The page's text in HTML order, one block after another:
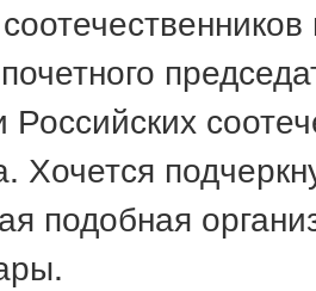
Хочется
подобная